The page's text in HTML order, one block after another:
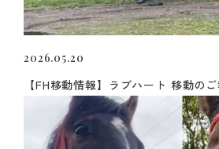
2026.05.20
【FH移動情報】ラブハート 移動の